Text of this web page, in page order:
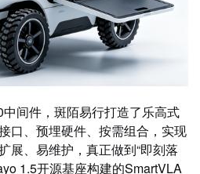
间件，斑陌易行打造了乐高式
口、预埋硬件、按需组合，实现
展、易维护，真正做到“即刻落
1.5开源基座构建的SmartVLA